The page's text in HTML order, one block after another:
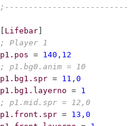
Lifebar
; Player 1
p1.pos = 140 , 12
; p1.bg0.anim = 10
p1.bg1.spr = 11 , 0
p1.bg1.layerno = 1
; p1.mid.spr = 12,0
p1.front.spr = 13 , 0